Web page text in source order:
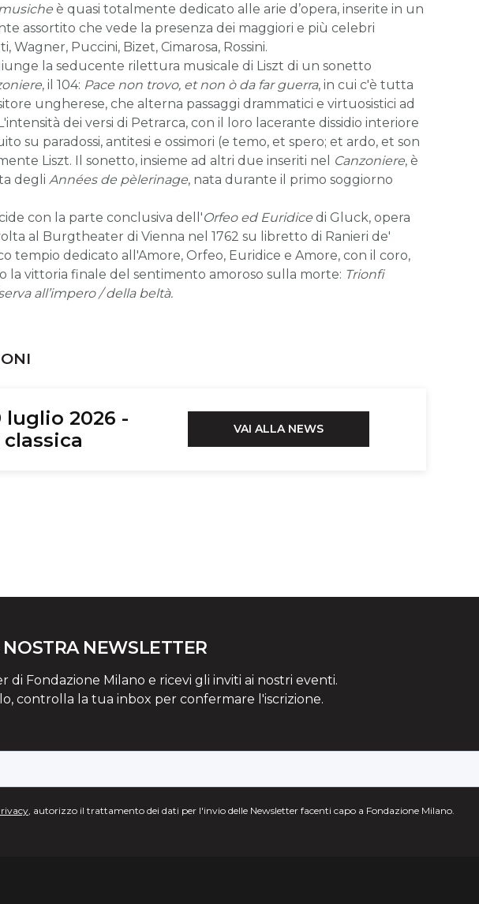
e è quasi totalmente dedicato alle arie d’opera, inserite in un
assortito che vede la presenza dei maggiori e più celebri
Wagner, Puccini, Bizet, Cimarosa, Rossini.
la seducente rilettura musicale di Liszt di un sonetto
, il 104: Pace non trovo, et non ò da far guerra, in cui c'è tutta
ungherese, che alterna passaggi drammatici e virtuosistici ad
dei versi di Petrarca, con il loro lacerante dissidio interiore
su paradossi, antitesi e ossimori (e temo, et spero; et ardo, et son
Liszt. Il sonetto, insieme ad altri due inseriti nel
Canzoniere, è
degli Années de pèlerinage, nata durante il primo soggiorno
con la parte conclusiva dell'Orfeo ed Euridice di Gluck, opera
al Burgtheater di Vienna nel 1762 su libretto di Ranieri de'
tempio dedicato all'Amore, Orfeo, Euridice e Amore, con il coro,
la vittoria finale del sentimento amoroso sulla morte: Trionfi
all’impero / della beltà.
luglio 2026 -
VAI ALLA NEWS
NEWSLETTER
di Fondazione Milano e ricevi gli inviti ai nostri eventi.
controlla la tua inbox per confermare l'iscrizione.
, autorizzo il trattamento dei dati per l'invio delle Newsletter facenti capo a Fondazione Milano.